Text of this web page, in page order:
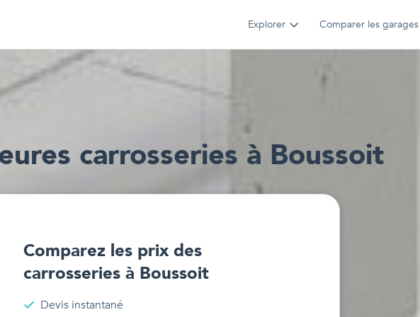
Explorer Comparer les garages
es carrosseries à Boussoit
Comparez les prix des
carrosseries à Boussoit
Devis instantané